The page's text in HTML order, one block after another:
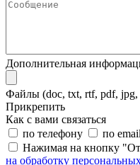
Дополнительная
Файлы (doc, txt, rtf, pdf, jpg,
Прикрепить
Как с вами связаться
по телефону
по email
Нажимая на кнопку
на обработку